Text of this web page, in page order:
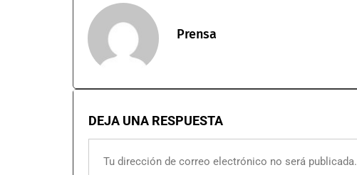
Prensa
DEJA UNA RESPUESTA
Tu dirección de correo electrónico no será publicada.